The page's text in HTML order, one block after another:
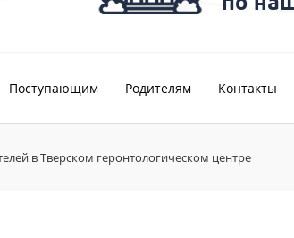
Поступающим Родителям Контакты
в Тверском геронтологическом центре